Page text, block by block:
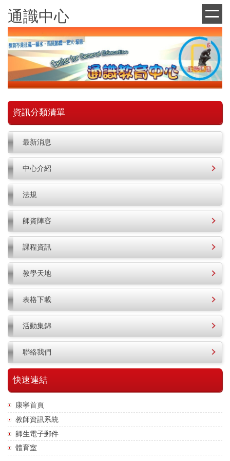
跳
主
要
內
區
通識中心
資訊分類清單
最新消息
中心介紹
法規
師資陣容
課程資訊
教學天地
表格下載
活動集錦
聯絡我們
快速連結
康寧首頁
教師資訊系統
師生電子郵件
體育室